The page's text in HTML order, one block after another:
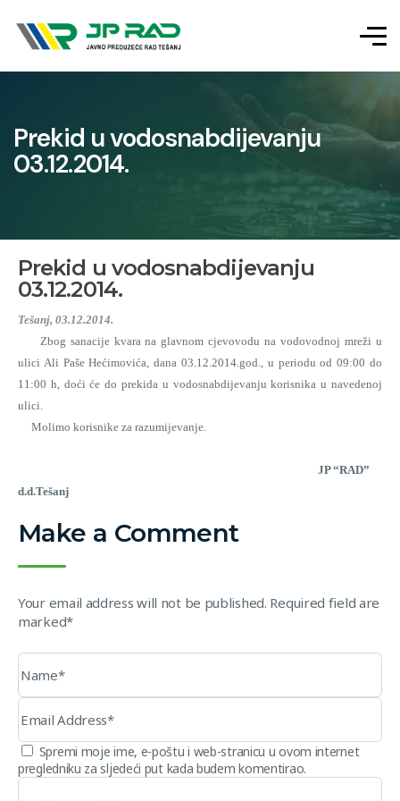
Prekid u vodosnabdijevanju
03.12.2014.
Prekid u vodosnabdijevanju
03.12.2014.
Tešanj, 03.12.2014.
Zbog sanacije kvara na glavnom cjevovodu na vodovodnoj mreži u
ulici Ali Paše Hećimovića, dana 03.12.2014.god., u periodu od 09:00 do
11:00 h, doći će do prekida u vodosnabdijevanju korisnika u navedenoj
ulici.
Molimo korisnike za razumijevanje.
JP “RAD”
d.d.Tešanj
Make a Comment
Your email address will not be published. Required field are
marked*
Spremi moje ime, e-poštu i web-stranicu u ovom internet
pregledniku za sljedeći put kada budem komentirao.